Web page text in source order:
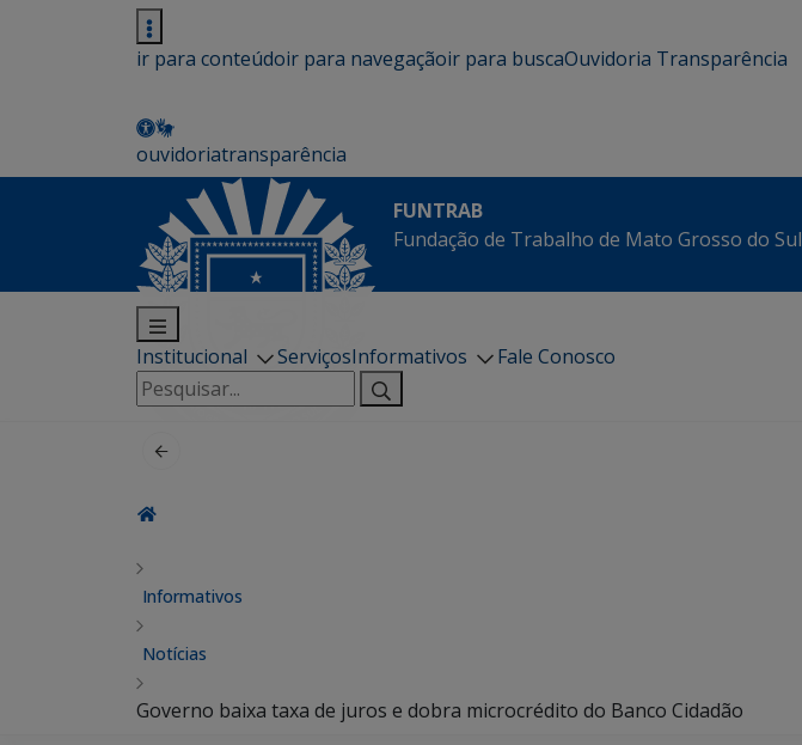
ir para conteúdoir para navegaçãoir para buscaOuvidoria Transparência
ouvidoriatransparência
FUNTRAB
Fundação de Trabalho de Mato Grosso do Sul
Institucional ServiçosInformativos
Fale Conosco
Pesquisar
por:
Informativos
Notícias
Governo baixa taxa de juros e dobra microcrédito do Banco Cidadão